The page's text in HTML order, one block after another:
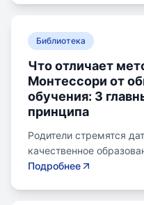
предпочитаемую
получить аттестат для
в университет или
Онлайн-школы могут
по формату: с
семейное
курсы,
платформа,
Библиотека
Что отличает
Монтессори от
обучения: 3
принципа
Родители стремятся
качественное
лучшего будущего.
Подробнее